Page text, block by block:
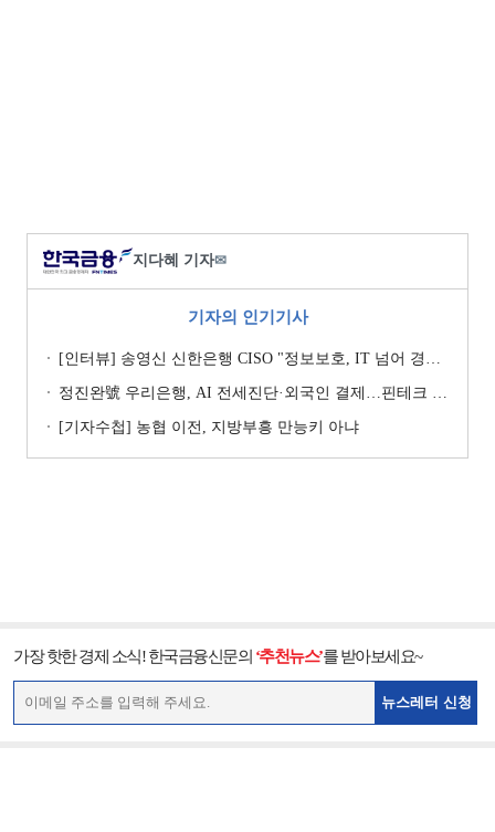
지다혜 기자✉
기자의 인기기사
[인터뷰] 송영신 신한은행 CISO "정보보호, IT 넘어 경영 리스크로 관리" [2026 은행권 보안 전략 ③]
정진완號 우리은행, AI 전세진단·외국인 결제…핀테크 협업 강화
[기자수첩] 농협 이전, 지방부흥 만능키 아냐
가장 핫한 경제 소식! 한국금융신문의 ‘추천뉴스’를 받아보세요~
뉴스레터 신청